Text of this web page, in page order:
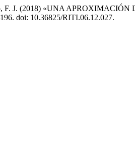
F. J. (2018) «UNA
doi: 10.36825/RITI.06.12.027.